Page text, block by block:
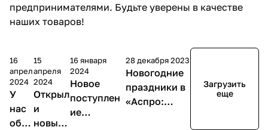
предпринимателями. Будьте уверены в качестве
наших товаров!
16
апреля
2024
У
нас
обн
15
апреля
2024
Открыл
и
новый
16 января
2024
Новое
поступлен
ие
28 декабря 2023
Новогодние
праздники в
«Аспро:
Загрузить
еще